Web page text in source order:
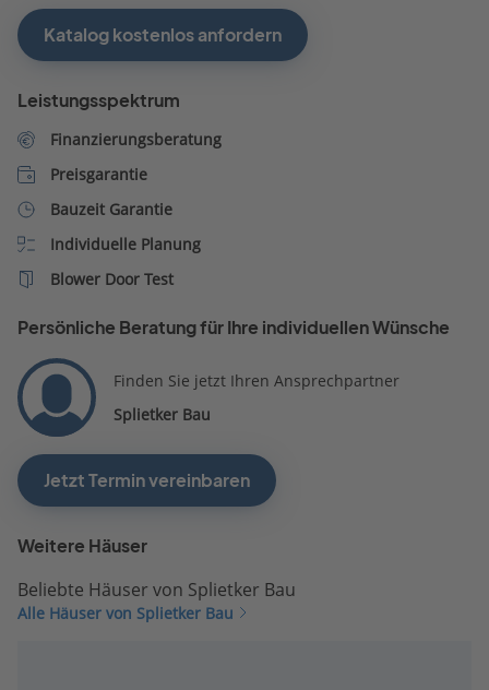
Katalog kostenlos anfordern
Leistungsspektrum
Finanzierungsberatung
Preisgarantie
Bauzeit Garantie
Individuelle Planung
Blower Door Test
Persönliche Beratung für Ihre individuellen Wünsche
Finden Sie jetzt Ihren Ansprechpartner
Splietker Bau
Jetzt Termin vereinbaren
Weitere Häuser
Beliebte Häuser von Splietker Bau
Alle Häuser von Splietker Bau